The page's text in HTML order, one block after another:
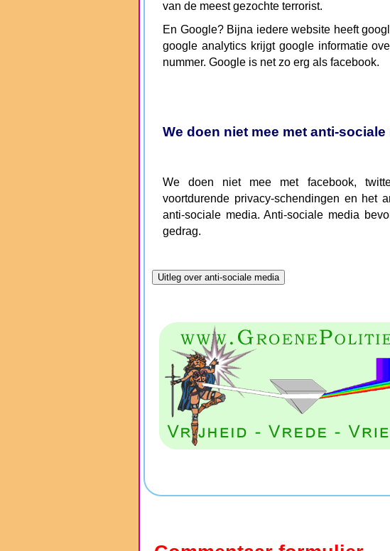
van de meest gezochte terrorist.
En Google? Bijna iedere website heeft
google analytics krijgt google informatie
nummer. Google is net zo erg als facebook.
We doen niet mee met anti-sociale
We doen niet mee met facebook,
voortdurende privacy-schendingen en het
anti-sociale media. Anti-sociale media
gedrag.